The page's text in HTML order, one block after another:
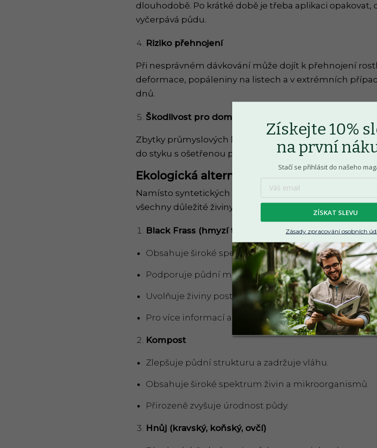
dlouhodobě. Po krátké době je třeba aplikaci opakovat,
vyčerpává půdu.
Riziko přehnojení
Při nesprávném dávkování může dojít k přehnojení
deformace, popáleniny na listech a v extrémních
dnů.
Škodlivost pro domácí mazlíčky a děti
Zbytky průmyslových hnojiv mohou být toxické pro
do styku s ošetřenou půdou nebo vodou, která NPK
Ekologická alternativa: Organická hnojiva
Namísto syntetických hnojiv je lepší používat
všechny důležité živiny, podporují mikrobiální aktivitu a
Black Frass (hmyzítrus)
Obsahuje široké spektrum živin, včetně dusíku,
Podporuje půdní mikroflóru.
Uvolňuje živiny postupně a snižuje riziko vyplavování.
Pro více informací a objednání navštivteblackfrass.cz.
Kompost
Zlepšuje půdní strukturu a zadržuje vláhu.
Obsahuje široké spektrum živin a mikroorganismů.
Přirozeně zvyšuje úrodnost půdy.
Hnůj (kravský, koňský, ovčí)
Získejte 10%
na první
Stačí se přihlásit do našeho
ZÍSKAT SLEVU
Zásady zpracování osobních